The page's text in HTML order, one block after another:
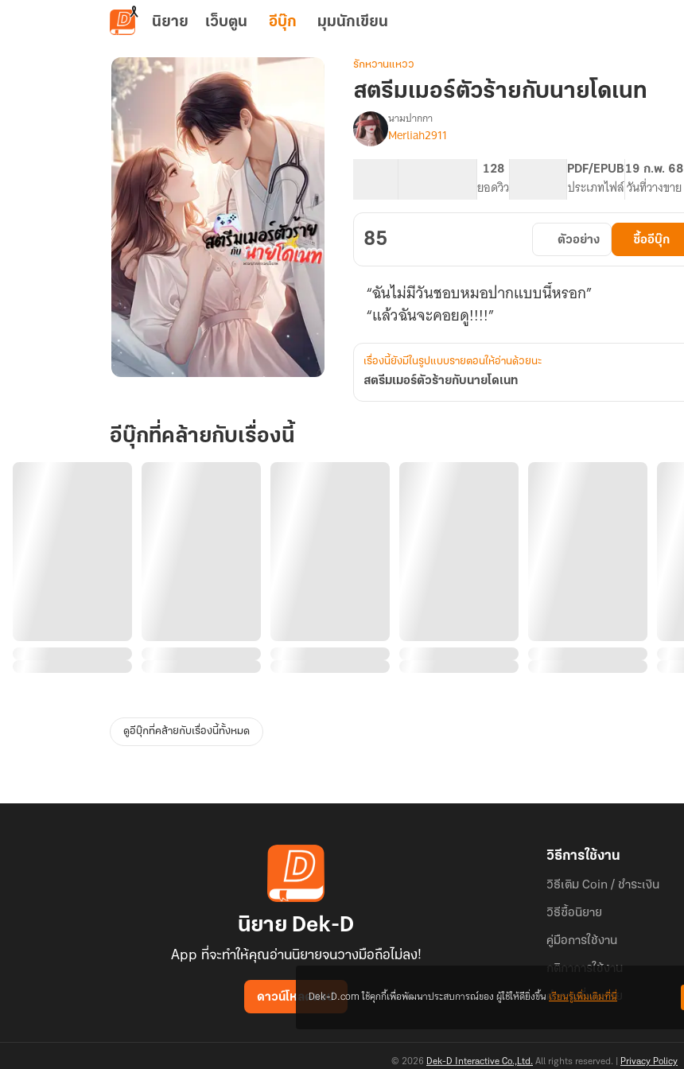
ข้ามไปยังเนื้อหาหลัก
นิยาย เว็บตูน อีบุ๊ก มุมนักเขียน
เม
อร์
ตัว
รักหวานแหวว
สตรีมเมอร์ตัวร้ายกับนายโดเนท
เรื่อง
สตรี
ตัว
ร้าย
กับ
นาย
เนท
นามปากกา
Merliah2911
128
ยอดวิว
PDF/EPUB
ประเภทไฟล์
19 ก.พ. 68
วันที่วางขาย
85 ตัวอย่าง ซื้ออีบุ๊ก
“ฉันไม่มีวันชอบหมอปากแบบนี้หรอก”
เรื่องนี้ยังมีในรูปแบบรายตอนให้อ่านด้วยนะ
สตรีมเมอร์ตัวร้ายกับนายโดเนท
อีบุ๊กที่คล้ายกับเรื่องนี้
ดูอีบุ๊กที่คล้ายกับเรื่องนี้ทั้งหมด
นิยาย Dek-D
App ที่จะทำให้คุณอ่านนิยายจนวางมือถือไม่ลง!
ดาวน์โหลดแอป
วิธีการใช้งาน
วิธีเติม Coin / ชำระเงิน
วิธีซื้อนิยาย
คู่มือการใช้งาน
กติกาการใช้งาน
คำถามที่พบบ่อย
© 2026 Dek-D Interactive Co.,Ltd. All rights reserved. | Privacy Policy
Dek-D.com ใช้คุกกี้เพื่อพัฒนาประสบการณ์ของ ผู้ใช้ให้ดียิ่งขึ้นเรียนรู้เพิ่มเติมที่นี่